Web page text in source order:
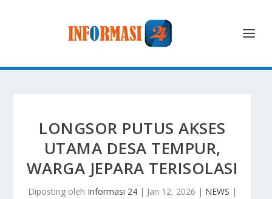
LONGSOR PUTUS AKSES
UTAMA DESA TEMPUR,
WARGA JEPARA TERISOLASI
Diposting oleh Informasi 24 | Jan 12, 2026 | NEWS |